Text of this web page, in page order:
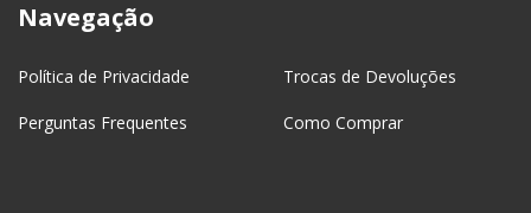
Navegação
Política de Privacidade Trocas de Devoluções
Perguntas Frequentes Como Comprar